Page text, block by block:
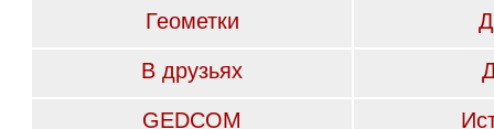
Геометки
В друзьях
GEDCOM